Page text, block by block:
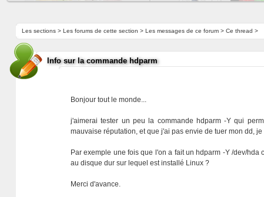
Les sections> Les forums de cette section > Les messages de ce forum> Ce thread >
Info sur la commande hdparm
Bonjour tout le monde...
j'aimerai tester un peu la commande hdparm -Y qui
mauvaise réputation, et que j'ai pas envie de tuer mon dd,
Par exemple une fois que l'on a fait un hdparm -Y /dev/
au disque dur sur lequel est installé Linux ?
Merci d'avance.